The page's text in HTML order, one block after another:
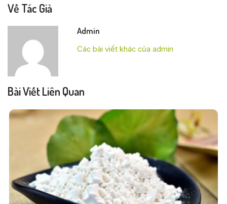
Về Tác Giả
Admin
Các bài viết khác của admin
Bài Viết Liên Quan